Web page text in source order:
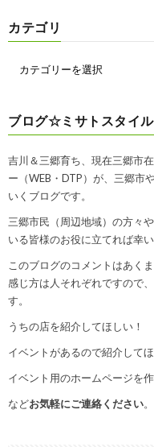
カテゴリ
ブログ☆ミサトスタイ
吉川＆三郷育ち、現在三郷市
ー（WEB・DTP）が、三郷市
いくブログです。
三郷市民（周辺地域）の方々
いる皆様のお役に立てれば幸
このブログのコメントはあく
感じ方は人それぞれですので
す。
うちの店を紹介してほしい！
イベントがあるので紹介してほ
イベント用のホームページを作
などお気軽にご連絡ください。